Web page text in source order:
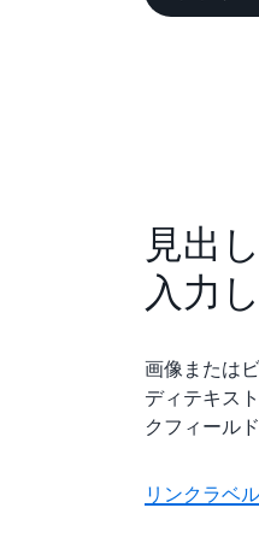
見出
入力
画像または
ディテキス
クフィール
リンクラベ